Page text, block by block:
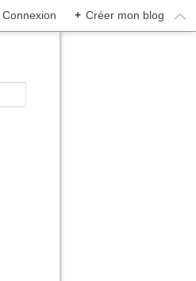
Connexion + Créer mon blog